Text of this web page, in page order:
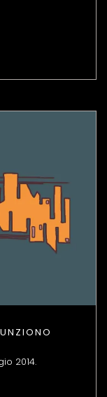
2014.